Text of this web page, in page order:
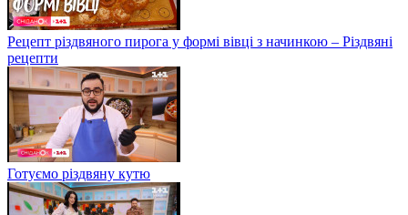
Рецепт різдвяного пирога у формі вівці з начинкою – Різдвяні
рецепти
Готуємо різдвяну кутю